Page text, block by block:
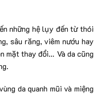
những hệ lụy đến từ thói
sâu răng, viêm nướu hay
mặt thay đổi… Và da cũng
da quanh mũi và miệng